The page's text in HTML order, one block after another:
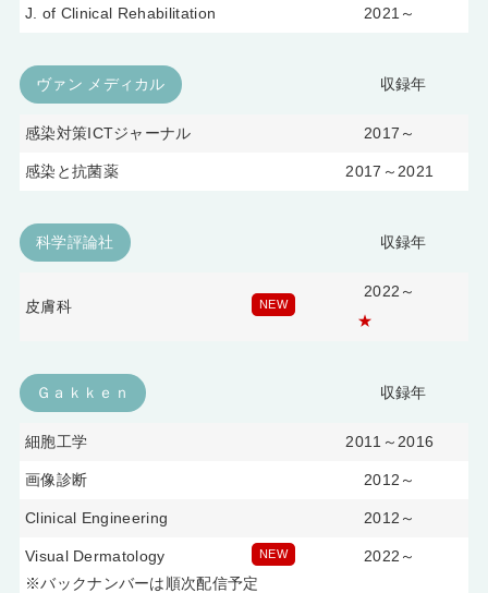
J. of Clinical Rehabilitation 2021～
ヴァン メディカル 収録年
感染対策ICTジャーナル 2017～
感染と抗菌薬 2017～2021
科学評論社 収録年
皮膚科 NEW
2022～
★
Ｇａｋｋｅｎ 収録年
細胞工学 2011～2016
画像診断 2012～
Clinical Engineering 2012～
Visual Dermatology NEW
※バックナンバーは順次配信予定
2022～